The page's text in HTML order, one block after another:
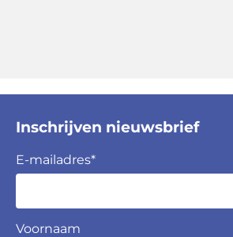
Inschrijven nieuwsbrief
E-mailadres*
Voornaam